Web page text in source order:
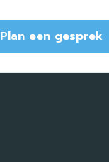
Plan een gesprek